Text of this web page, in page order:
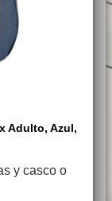
Adulto, Azul,
y casco o